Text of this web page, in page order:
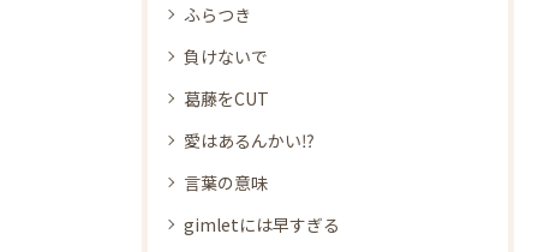
ふらつき
負けないで
葛藤をCUT
愛はあるんかい⁉
言葉の意味
gimletには早すぎる